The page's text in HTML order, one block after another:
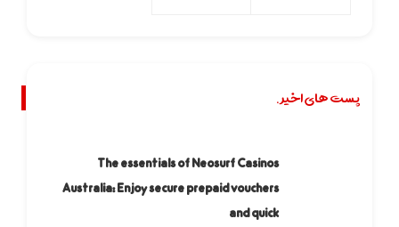
پست های اخیر.
The essentials of Neosurf Casinos
Australia: Enjoy secure prepaid vouchers
and quick